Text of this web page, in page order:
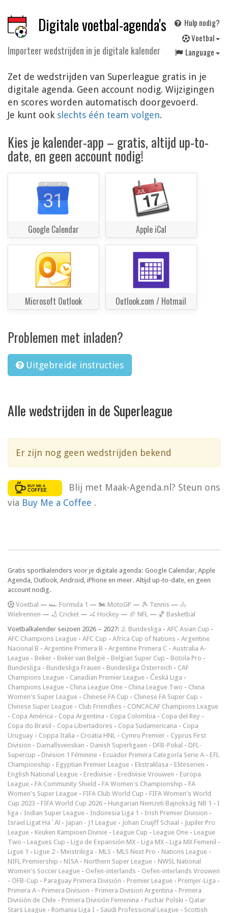
Digitale voetbal-agenda's
Importeer wedstrijden in je digitale kalender
Hulp nodig?
Voetbal
Language
Zet de wedstrijden van Superleague gratis in je
digitale agenda. Geen account nodig. Wijzigingen
en scores worden automatisch doorgevoerd.
Je kunt ook slechts één team volgen.
Kies je kalender-app – gratis, altijd up-to-
date, en geen account nodig!
Google Calendar Apple iCal
Microsoft Outlook Outlook.com / Hotmail
Problemen met inladen?
Uitgebreide instructies
Alle wedstrijden in de Superleague
Er zijn nog geen wedstrijden bekend
Blij met Maak-Agenda.nl? Steun ons
via Buy Me a Coffee .
Gratis sportkalenders voor je digitale agenda: Google Calendar, Apple
Agenda, Outlook, Android, iPhone en meer. Altijd up-to-date, en geen
account nodig.
Voetbal — 🏎️ Formula 1 — 🏍 MotoGP — 🎾 Tennis — 🚴
Wielrennen — 🏏 Cricket — 🏑 Hockey — 🏈 NFL — 🏀 Basketbal
Voetbalkalender seizoen 2026 – 2027: 2. Bundesliga - AFC Asian Cup -
AFC Champions League - AFC Cup - Africa Cup of Nations - Argentine
Nacional B - Argentine Primera B - Argentine Primera C - Australia A-
League - Beker - Beker van België - Belgian Super Cup - Botola Pro -
Bundesliga - Bundesliga Frauen - Bundesliga Österreich - CAF
Champions League - Canadian Premier League - Česká Liga -
Champions League - China League One - China League Two - China
Women's Super League - Chinese FA Cup - Chinese FA Super Cup -
Chinese Super League - Club Friendlies - CONCACAF Champions League
- Copa América - Copa Argentina - Copa Colombia - Copa del Rey -
Copa do Brasil - Copa Libertadores - Copa Sudamericana - Copa
Uruguay - Coppa Italia - Croatia HNL - Cymru Premier - Cyprus First
Division - Damallsvenskan - Danish Superligaen - DFB-Pokal - DFL-
Supercup - Division 1 Féminine - Ecuador Primera Categoría Serie A - EFL
Championship - Egyptian Premier League - Ekstraklasa - Eliteserien -
English National League - Eredivisie - Eredivisie Vrouwen - Europa
League - FA Community Shield - FA Women's Championship - FA
Women's Super League - FIFA Club World Cup - FIFA Women's World
Cup 2023 - FIFA World Cup 2026 - Hungarian Nemzeti Bajnokság NB 1 - I
liga - Indian Super League - Indonesia Liga 1 - Irish Premier Division -
Israel Ligat Ha`Al - Japan - J1 League - Johan Cruijff Schaal - Jupiler Pro
League - Keuken Kampioen Divisie - League Cup - League One - League
Two - Leagues Cup - Liga de Expansión MX - Liga MX - Liga MX Femenil -
Ligue 1 - Ligue 2 - Meistriliiga - MLS - MLS Next Pro - Nations League -
NIFL Premiership - NISA - Northern Super League - NWSL National
Women's Soccer League - Oefen-interlands - Oefen-interlands Vrouwen
- ÖFB-Cup - Paraguay Primera División - Premier League - Premjer-Liga -
Primera A - Primera Division - Primera Division Argentina - Primera
División de Chile - Primera División Femenina - Puchar Polski - Qatar
Stars League - Romania Liga I - Saudi Professional League - Scottish